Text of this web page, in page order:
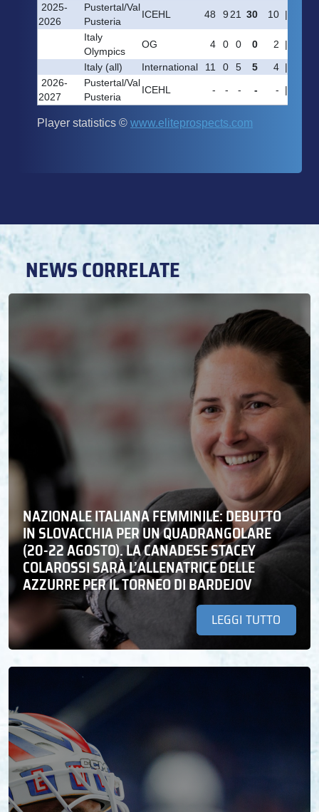
NEWS CORRELATE
NAZIONALE ITALIANA FEMMINILE: DEBUTTO
IN SLOVACCHIA PER UN QUADRANGOLARE
(20-22 AGOSTO). LA CANADESE STACEY
COLAROSSI SARÀ L’ALLENATRICE DELLE
AZZURRE PER IL TORNEO DI BARDEJOV
LEGGI TUTTO